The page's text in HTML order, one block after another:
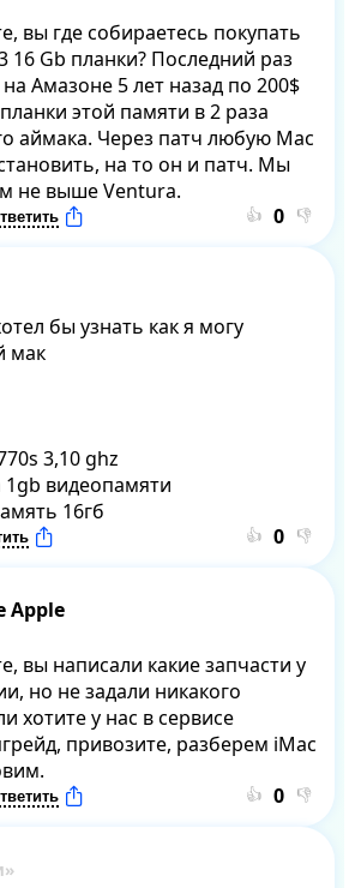
вы где собираетесь покупать
16 Gb планки? Последний раз
Амазоне 5 лет назад по 200$
этой памяти в 2 раза
аймака. Через патч любую Mac
на то он и патч. Мы
не выше Ventura.
👍 👎
бы узнать как я могу
мак
3,10 ghz
видеопамяти
16гб
👍 👎
Apple
вы написали какие запчасти у
но не задали никакого
хотите у нас в сервисе
привозите, разберем iMac
👍 👎